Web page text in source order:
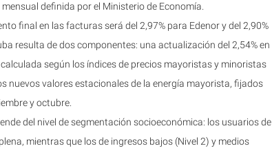
definida por el Ministerio de Economía.
final en las facturas será del 2,97% para Edenor y del 2,90%
resulta de dos componentes: una actualización del 2,54% en
según los índices de precios mayoristas y minoristas
nuevos valores estacionales de la energía mayorista, fijados
y octubre.
del nivel de segmentación socioeconómica: los usuarios de
mientras que los de ingresos bajos (Nivel 2) y medios